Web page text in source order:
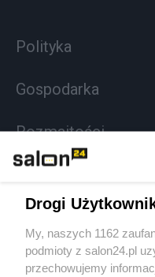
Polityka
Gospodarka
Rozmaitości
Sport
Społeczeństwo
Drogi
My, naszych 1162
podmioty z salon24.pl
przechowujemy